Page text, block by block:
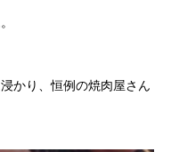
かり、恒例の焼肉屋さん